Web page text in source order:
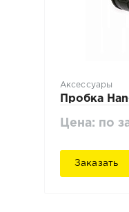
Аксессуары
Пробка
Цена: по
Заказать